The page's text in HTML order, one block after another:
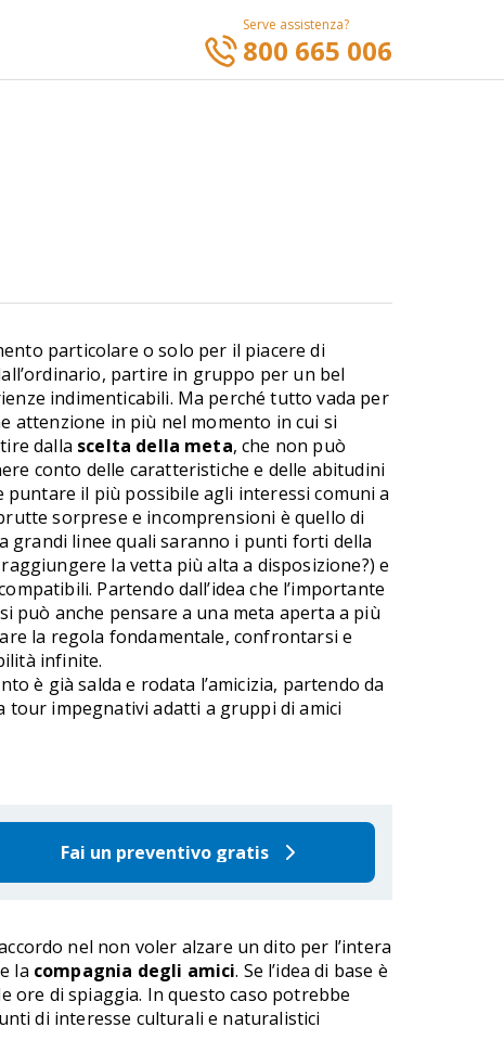
Serve assistenza?
800 665 006
particolare o solo per il piacere di
partire in gruppo per un bel
indimenticabili. Ma perché tutto vada per
attenzione in più nel momento in cui si
dalla scelta della meta, che non può
conto delle caratteristiche e delle abitudini
puntare il più possibile agli interessi comuni a
sorprese e incomprensioni è quello di
grandi linee quali saranno i punti forti della
la vetta più alta a disposizione?) e
Partendo dall’idea che l’importante
può anche pensare a una meta aperta a più
la regola fondamentale, confrontarsi e
infinite.
è già salda e rodata l’amicizia, partendo da
tour impegnativi adatti a gruppi di amici
Fai un preventivo gratis
nel non voler alzare un dito per l’intera
la compagnia degli amici. Se l’idea di base è
ore di spiaggia. In questo caso potrebbe
di interesse culturali e naturalistici